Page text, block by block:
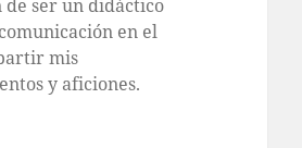
ser un didáctico
en el
mis
y aficiones.